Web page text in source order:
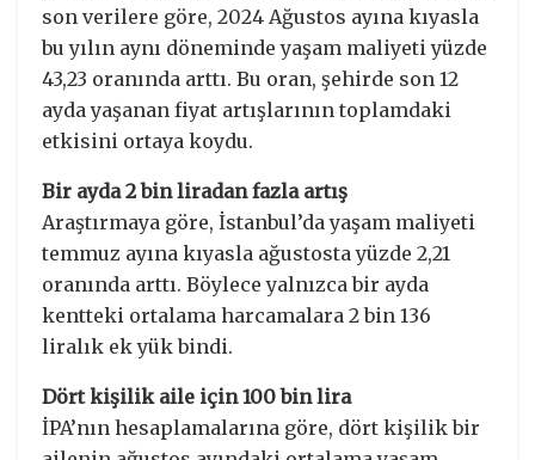
son verilere göre, 2024 Ağustos ayına kıyasla
bu yılın aynı döneminde yaşam maliyeti yüzde
43,23 oranında arttı. Bu oran, şehirde son 12
ayda yaşanan fiyat artışlarının toplamdaki
etkisini ortaya koydu.
Bir ayda 2 bin liradan fazla artış
Araştırmaya göre, İstanbul’da yaşam maliyeti
temmuz ayına kıyasla ağustosta yüzde 2,21
oranında arttı. Böylece yalnızca bir ayda
kentteki ortalama harcamalara 2 bin 136
liralık ek yük bindi.
Dört kişilik aile için 100 bin lira
İPA’nın hesaplamalarına göre, dört kişilik bir